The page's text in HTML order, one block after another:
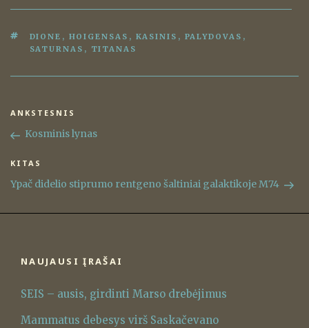
ŽYMOS
DIONE , HOIGENSAS , KASINIS , PALYDOVAS ,
SATURNAS , TITANAS
Navigacija
tarp
įrašų
Ankstesnis
įrašas
ANKSTESNIS
Kosminis lynas
Kitas
įrašas
KITAS
Ypač didelio stiprumo rentgeno šaltiniai galaktikoje M74
NAUJAUSI ĮRAŠAI
SEIS – ausis, girdinti Marso drebėjimus
Mammatus debesys virš Saskačevano